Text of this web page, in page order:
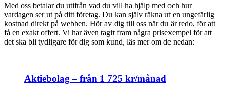
Med oss betalar du utifrån vad du vill ha hjälp med och hur
vardagen ser ut på ditt företag. Du kan själv räkna ut en ungefärlig
kostnad direkt på webben. Hör av dig till oss när du är redo, för att
få en exakt offert. Vi har även tagit fram några prisexempel för att
det ska bli tydligare för dig som kund, läs mer om de nedan:
Aktiebolag – från 1 725 kr/månad